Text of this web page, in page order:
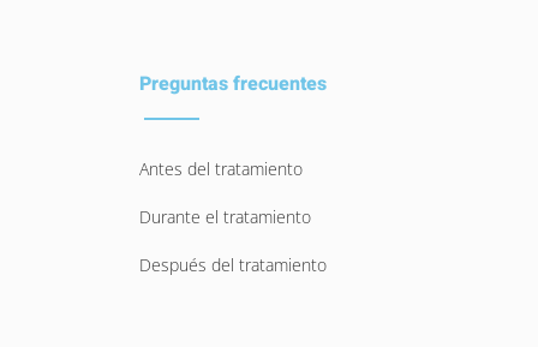
Preguntas frecuentes
Antes del tratamiento
Durante el tratamiento
Después del tratamiento